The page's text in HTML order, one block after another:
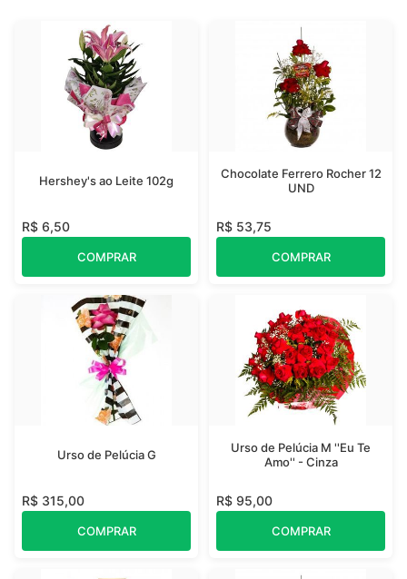
Hershey's ao Leite 102g
R$ 6,50
COMPRAR
Chocolate Ferrero Rocher 12
UND
R$ 53,75
COMPRAR
Urso de Pelúcia G
R$ 315,00
COMPRAR
Urso de Pelúcia M ''Eu Te
Amo'' - Cinza
R$ 95,00
COMPRAR